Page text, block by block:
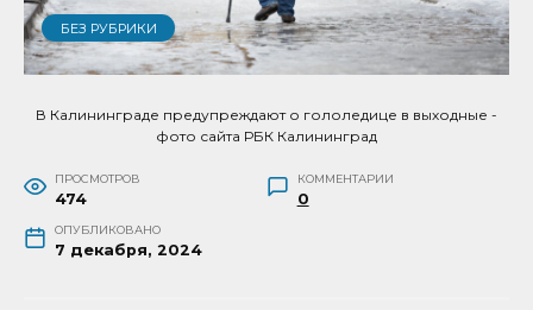
БЕЗ РУБРИКИ
В Калининграде предупреждают о гололедице в выходные -
фото сайта РБК Калининград
ПРОСМОТРОВ
474
КОММЕНТАРИИ
0
ОПУБЛИКОВАНО
7 декабря, 2024